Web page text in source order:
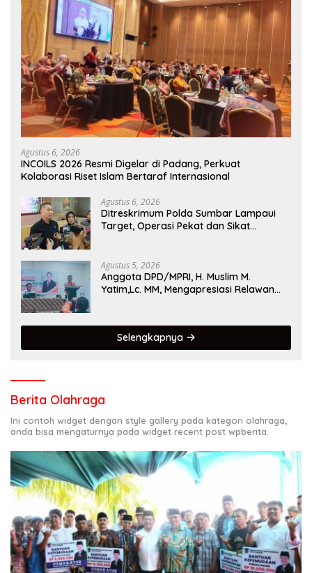
Agustus 6, 2026
INCOILS 2026 Resmi Digelar di Padang, Perkuat
Kolaborasi Riset Islam Bertaraf Internasional
Agustus 6, 2026
Ditreskrimum Polda Sumbar Lampaui
Target, Operasi Pekat dan Sikat
Agustus 5, 2026
Anggota DPD/MPRI, H. Muslim M.
Yatim,Lc. MM, Mengapresiasi Relawan
Selengkapnya
Berita Olahraga
Ini contoh widget dengan style gallery pada kategori olahraga,
anda bisa mengaturnya pada widget recent post wpberita.